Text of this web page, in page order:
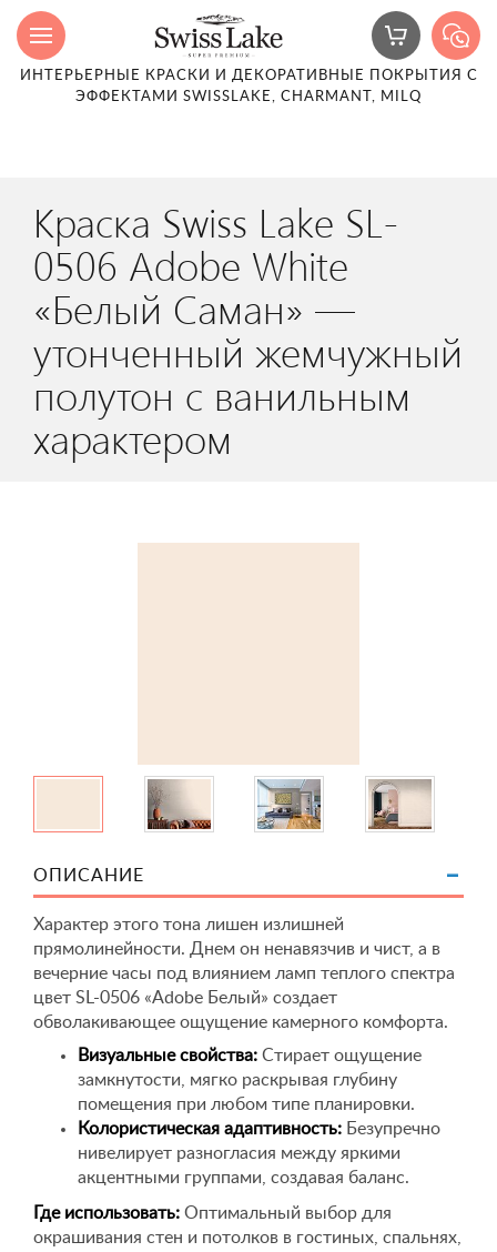
ИНТЕРЬЕРНЫЕ КРАСКИ И ДЕКОРАТИВНЫЕ ПОКРЫТИЯ С
ЭФФЕКТАМИ SWISSLAKE, CHARMANT, MILQ
Краска Swiss Lake SL-
0506 Adobe White
«Белый Саман» —
утонченный жемчужный
полутон с ванильным
характером
ОПИСАНИЕ
Характер этого тона лишен излишней
прямолинейности. Днем он ненавязчив и чист, а в
вечерние часы под влиянием ламп теплого спектра
цвет SL-0506 «Adobe Белый» создает
обволакивающее ощущение камерного комфорта.
Визуальные свойства: Стирает ощущение
замкнутости, мягко раскрывая глубину
помещения при любом типе планировки.
Колористическая адаптивность: Безупречно
нивелирует разногласия между яркими
акцентными группами, создавая баланс.
Где использовать: Оптимальный выбор для
окрашивания стен и потолков в гостиных, спальнях,